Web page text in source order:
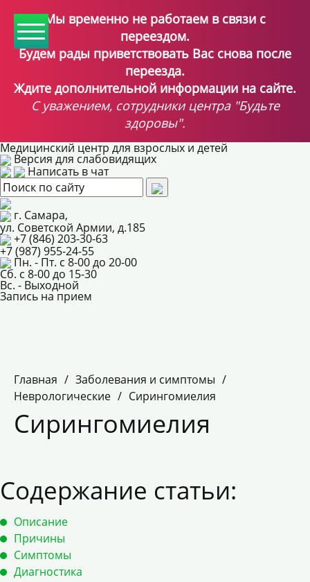
Мы временно не работаем в связи с
переездом.
Будем рады приветствовать Вас снова после
переезда.
Ждите дополнительной информации на сайте.
С уважением, сотрудники центра "Будьте
здоровы".
Медицинский центр для взрослых и детей
Версия для слабовидящих
Написать в чат
г. Самара,
ул. Советской Армии, д.185
+7 (846) 203-30-63
+7 (987) 955-24-55
Пн. - Пт. с 8-00 до 20-00
Сб. с 8-00 до 15-30
Вс. - Выходной
Запись на прием
Главная / Заболевания и симптомы /
Неврологические / Сирингомиелия
Сирингомиелия
Содержание статьи:
Описание
Причины
Симптомы
Диагностика